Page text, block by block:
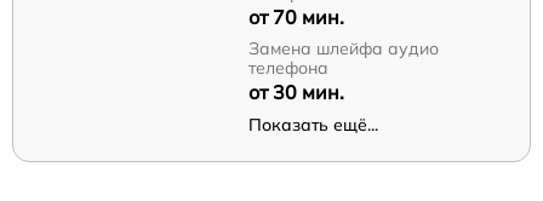
от 70 мин.
Замена шлейфа аудио
телефона
от 30 мин.
Показать ещё...